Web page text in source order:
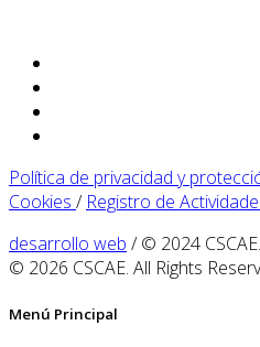
Política de privacidad y
Cookies / Registro de
desarrollo web / © 2024
© 2026 CSCAE. All Rights
Menú Principal